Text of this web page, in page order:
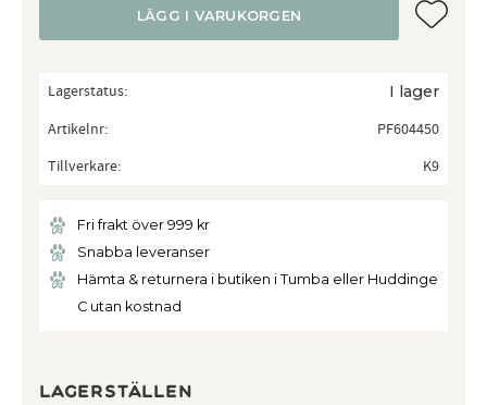
LÄGG I VARUKORGEN Lägg
Lagerstatus I lager
Artikelnr
PF604450
Tillverkare
K9
Fri frakt över 999 kr
Snabba leveranser
Hämta & returnera i butiken i Tumba eller Huddinge
C utan kostnad
Lagerställen